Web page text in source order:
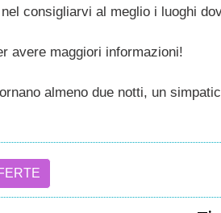
consigliarvi al meglio i luoghi
avere maggiori informazioni!
almeno due notti, un